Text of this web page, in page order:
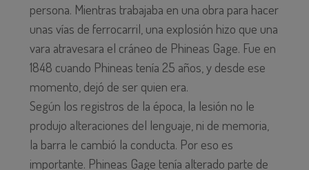
persona. Mientras trabajaba en una obra para hacer
unas vías de ferrocarril, una explosión hizo que una
vara atravesara el cráneo de Phineas Gage. Fue en
1848 cuando Phineas tenía 25 años, y desde ese
momento, dejó de ser quien era.
Según los registros de la época, la lesión no le
produjo alteraciones del lenguaje, ni de memoria,
la barra le cambió la conducta. Por eso es
importante. Phineas Gage tenía alterado parte de